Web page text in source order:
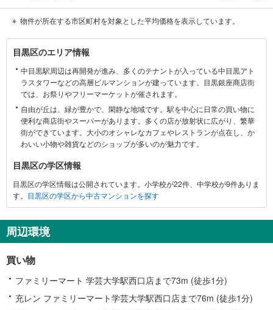
物件が所在する市区町村を対象とした平均価格を表示しています。
黒
区
す
る
目黒区のエリア情報
中目黒駅周辺は再開発が進み、多くのテナントが入っている中目黒アト
ラスタワーなどの高層ビルマンションが建っています。目黒銀座商店街
では、お祭りやフリーマーケットが催されます。
自由が丘は、緑が豊かで、閑静な地域です。駅を中心に日常の買い物に
便利な商店街やスーパーがあります。多くの店が放射状に広がり、繁華
街ができています。大小のオシャレなカフェやレストランが点在し、か
わいい小物や雑貨などのショップが多いのが魅力です。
目黒区の学区情報
目黒区の学区情報は公開されています。小学校が22件、中学校が9件ありま
す。 目黒区の学区から中古マンションを探す
周辺環境
買い物
ファミリーマート 学芸大学駅西口店まで73m (徒歩1分)
充レン ファミリーマート学芸大学駅西口店まで76m (徒歩1分)